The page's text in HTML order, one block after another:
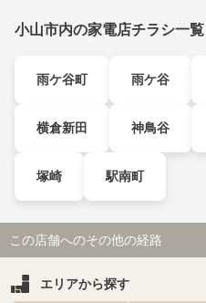
小山市内の家電店チラシ一覧
雨ケ谷町 雨ケ谷
横倉新田 神鳥谷
塚崎 駅南町
この店舗へのその他の経路
エリアから探す